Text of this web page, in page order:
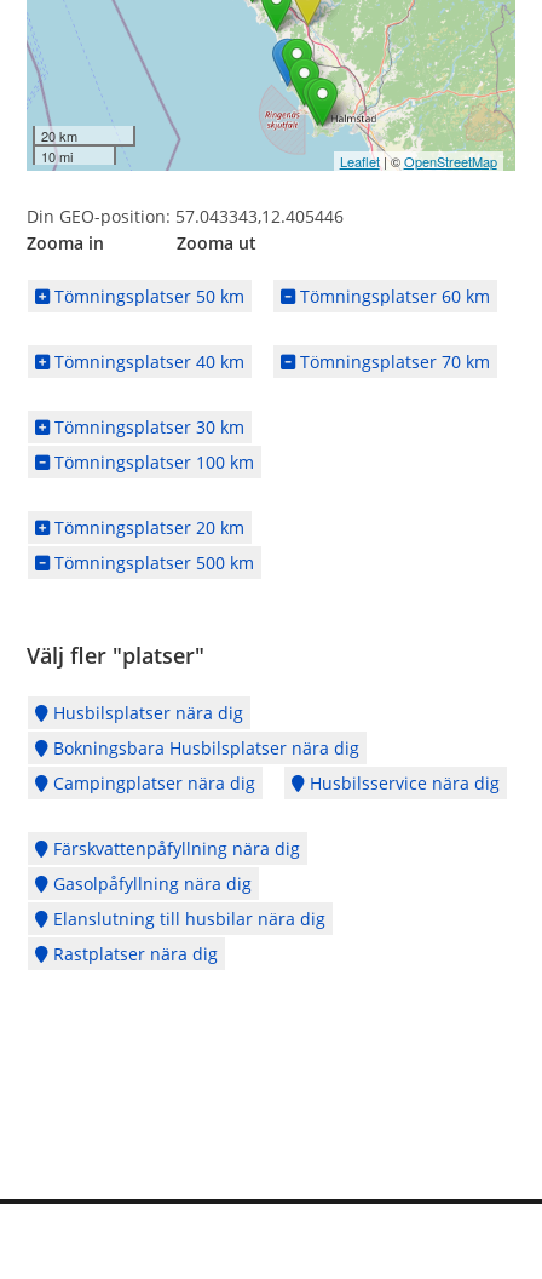
20 km
10 mi
Leaflet| ©OpenStreetMap
Din GEO-position: 57.043343,12.405446
Zooma in Zooma ut
Tömningsplatser 50 km Tömningsplatser 60 km
Tömningsplatser 40 km Tömningsplatser 70 km
Tömningsplatser 30 km
Tömningsplatser 100 km
Tömningsplatser 20 km
Tömningsplatser 500 km
Välj fler "platser"
Husbilsplatser nära dig
Bokningsbara Husbilsplatser nära dig
Campingplatser nära dig
Husbilsservice nära dig
Färskvattenpåfyllning nära dig
Gasolpåfyllning nära dig
Elanslutning till husbilar nära dig
Rastplatser nära dig